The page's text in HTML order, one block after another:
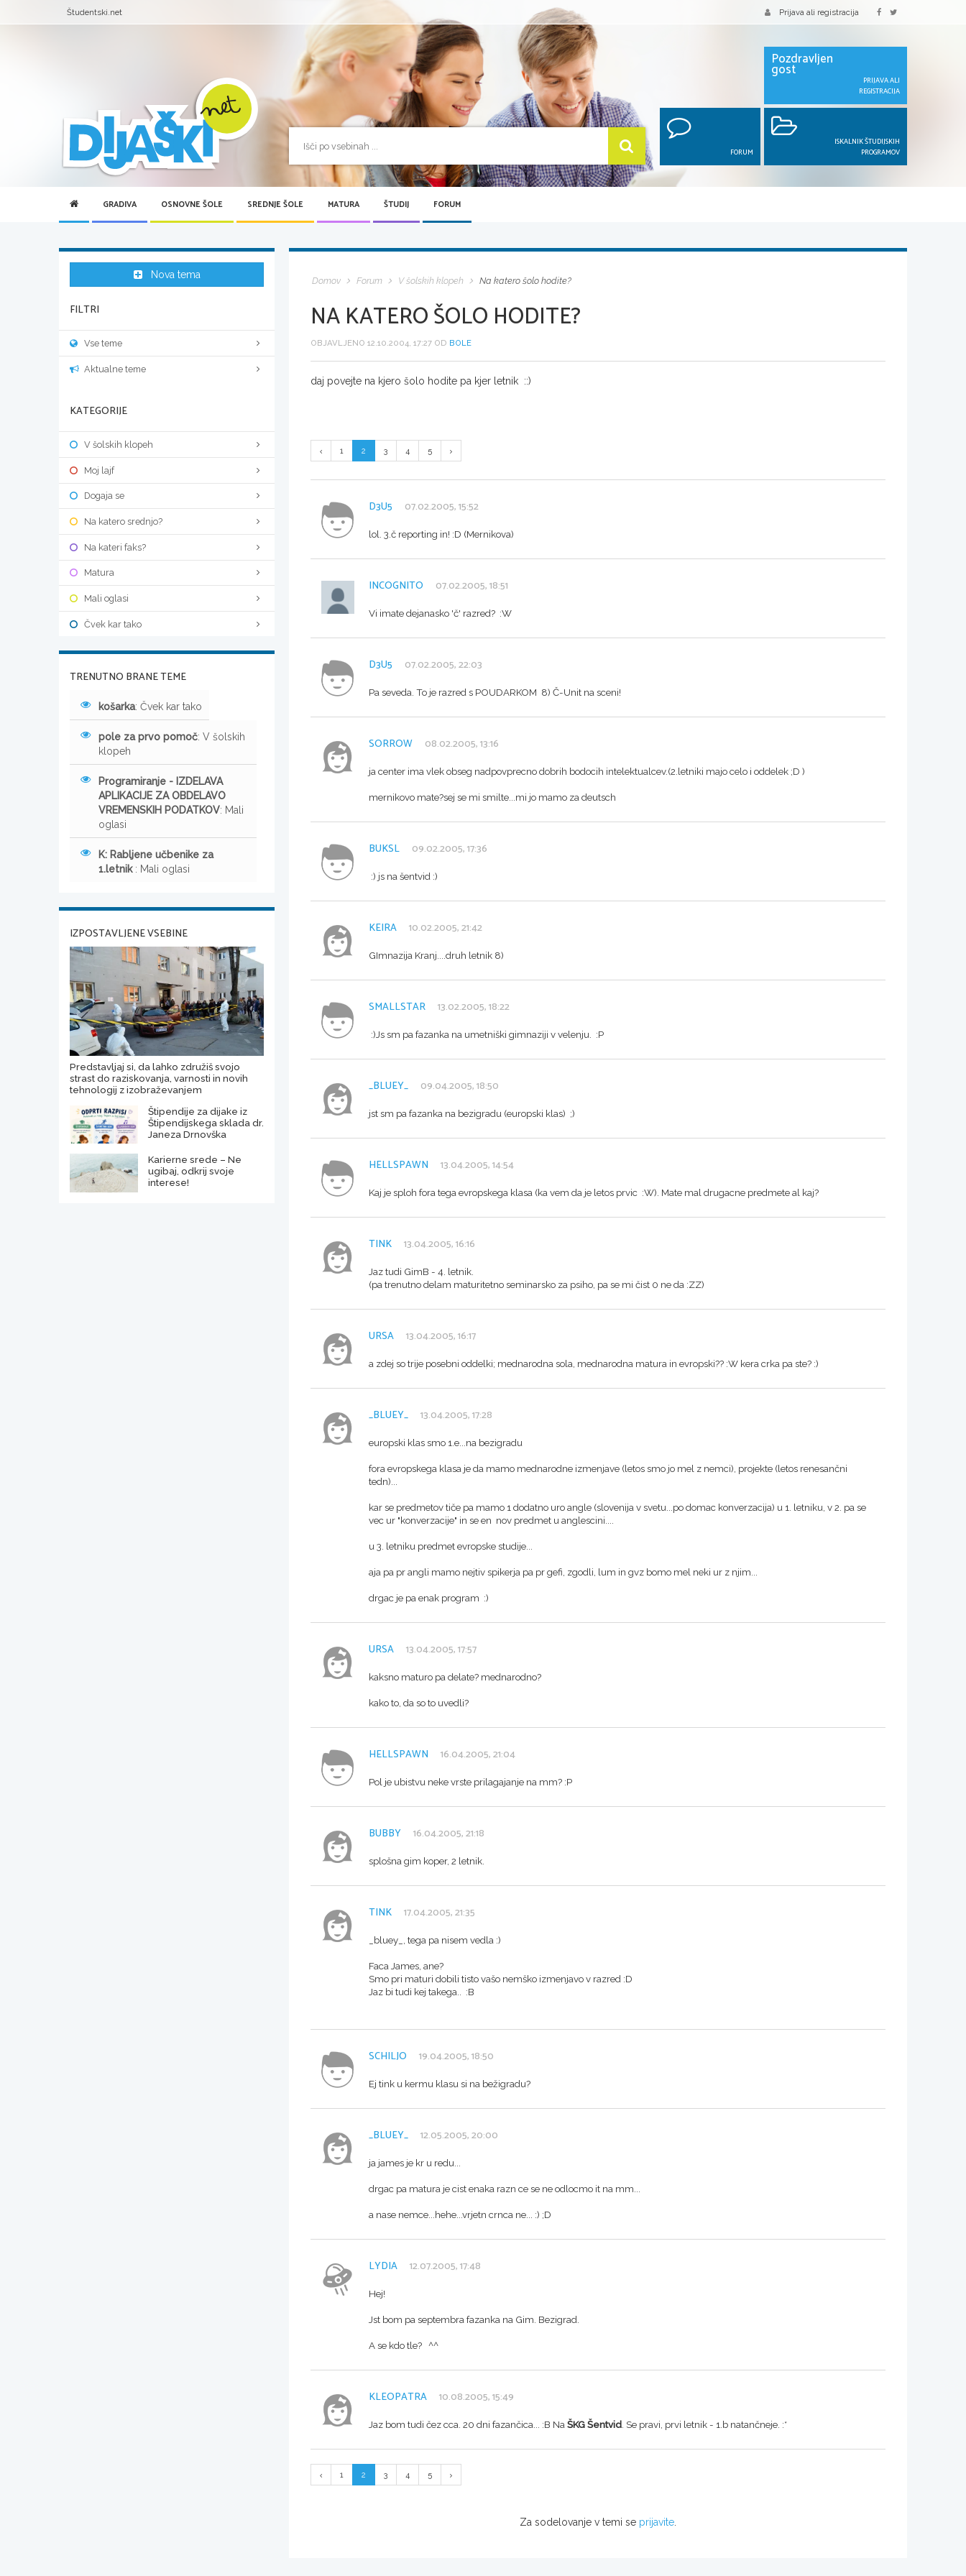
Študentski.net Prijava ali registracija
Pozdravljen
gost
PRIJAVA ALI
REGISTRACIJA
FORUM
ISKALNIK ŠTUDIJSKIH
PROGRAMOV
GRADIVA OSNOVNE ŠOLE SREDNJE ŠOLE MATURA ŠTUDIJ FORUM
Domov Forum V šolskih klopeh Na katero šolo hodite?
NA KATERO ŠOLO HODITE?
OBJAVLJENO 12.10.2004, 17:27 OD BOLE
daj povejte na kjero šolo hodite pa kjer letnik ::)
1 2 3 4 5
D3U5 07.02.2005, 15:52
lol. 3.č reporting in! :D (Mernikova)
INCOGNITO 07.02.2005, 18:51
Vi imate dejanasko 'č' razred? :W
D3U5 07.02.2005, 22:03
Pa seveda. To je razred s POUDARKOM 8) Č-Unit na sceni!
SORROW 08.02.2005, 13:16
ja center ima vlek obseg nadpovprecno dobrih bodocih intelektualcev.(2.letniki majo celo i oddelek ;D )
mernikovo mate?sej se mi smilte...mi jo mamo za deutsch
BUKSL 09.02.2005, 17:36
:) js na šentvid :)
KEIRA 10.02.2005, 21:42
GImnazija Kranj....druh letnik 8)
SMALLSTAR 13.02.2005, 18:22
:)Js sm pa fazanka na umetniški gimnaziji v velenju. :P
_BLUEY_ 09.04.2005, 18:50
jst sm pa fazanka na bezigradu (europski klas) ;)
HELLSPAWN 13.04.2005, 14:54
Kaj je sploh fora tega evropskega klasa (ka vem da je letos prvic :W). Mate mal drugacne predmete al kaj?
TINK 13.04.2005, 16:16
Jaz tudi GimB - 4. letnik.
(pa trenutno delam maturitetno seminarsko za psiho, pa se mi čist 0 ne da :ZZ)
URSA 13.04.2005, 16:17
a zdej so trije posebni oddelki; mednarodna sola, mednarodna matura in evropski?? :W kera crka pa ste? :)
_BLUEY_ 13.04.2005, 17:28
europski klas smo 1.e...na bezigradu
fora evropskega klasa je da mamo mednarodne izmenjave (letos smo jo mel z nemci), projekte (letos renesančni
tedn)...
kar se predmetov tiče pa mamo 1 dodatno uro angle (slovenija v svetu...po domac konverzacija) u 1. letniku, v 2. pa se
vec ur "konverzacije" in se en nov predmet u anglescini....
u 3. letniku predmet evropske studije...
aja pa pr angli mamo nejtiv spikerja pa pr gefi, zgodli, lum in gvz bomo mel neki ur z njim...
drgac je pa enak program :)
URSA 13.04.2005, 17:57
kaksno maturo pa delate? mednarodno?
kako to, da so to uvedli?
HELLSPAWN 16.04.2005, 21:04
Pol je ubistvu neke vrste prilagajanje na mm? :P
BUBBY 16.04.2005, 21:18
splošna gim koper, 2 letnik.
TINK 17.04.2005, 21:35
_bluey_, tega pa nisem vedla :)
Faca James, ane?
Smo pri maturi dobili tisto vašo nemško izmenjavo v razred :D
Jaz bi tudi kej takega.. :B
SCHILJO 19.04.2005, 18:50
Ej tink u kermu klasu si na bežigradu?
_BLUEY_ 12.05.2005, 20:00
ja james je kr u redu...
drgac pa matura je cist enaka razn ce se ne odlocmo it na mm...
a nase nemce...hehe...vrjetn crnca ne... :) ;D
LYDIA 12.07.2005, 17:48
Hej!
Jst bom pa septembra fazanka na Gim. Bezigrad.
A se kdo tle? ^^
KLEOPATRA 10.08.2005, 15:49
Jaz bom tudi čez cca. 20 dni fazančica... :B Na ŠKG Šentvid. Se pravi, prvi letnik - 1.b natančneje. :*
1 2 3 4 5
Za sodelovanje v temi se prijavite
Nova tema
FILTRI
Vse teme
Aktualne teme
KATEGORIJE
V šolskih klopeh
Moj lajf
Dogaja se
Na katero srednjo?
Na kateri faks?
Matura
Mali oglasi
Čvek kar tako
TRENUTNO BRANE TEME
košarka: Čvek kar tako
pole za prvo pomoč: V šolskih
klopeh
Programiranje - IZDELAVA
APLIKACIJE ZA OBDELAVO
VREMENSKIH PODATKOV: Mali
oglasi
K: Rabljene učbenike za
1.letnik : Mali oglasi
IZPOSTAVLJENE VSEBINE
Predstavljaj si, da lahko združiš svojo
strast do raziskovanja, varnosti in novih
tehnologij z izobraževanjem
Štipendije za dijake iz
Štipendijskega sklada dr.
Janeza Drnovška
Karierne srede – Ne
ugibaj, odkrij svoje
interese!